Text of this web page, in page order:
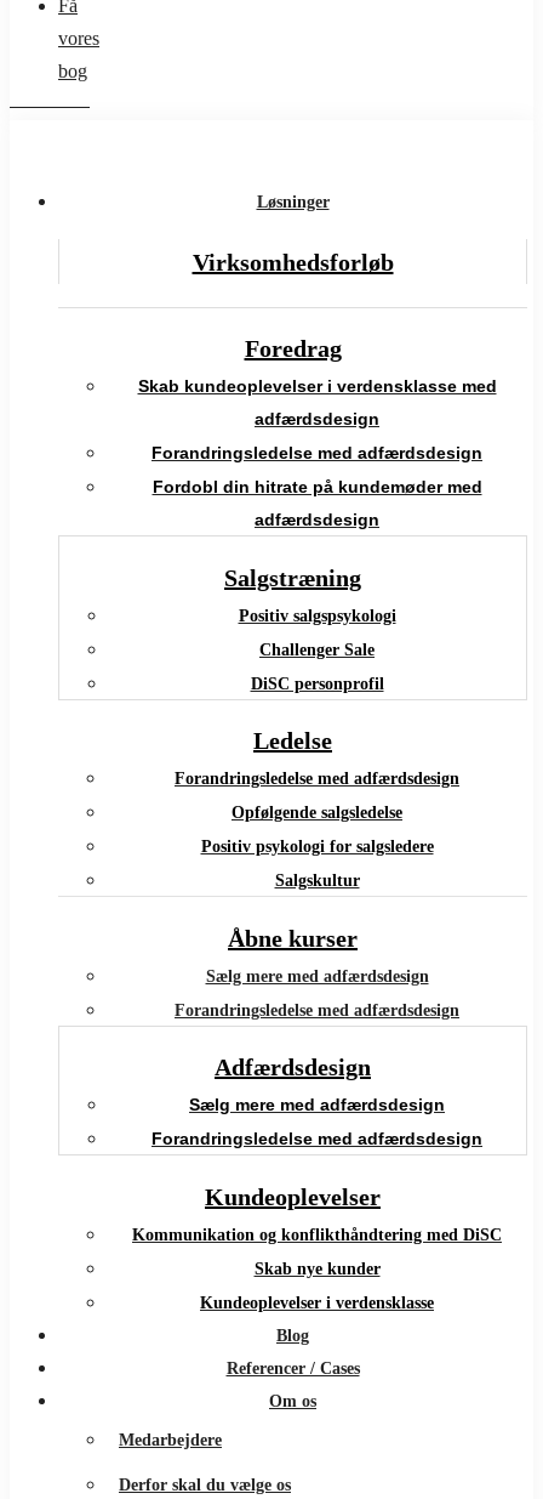
Få
vores
bog
Løsninger
Virksomhedsforløb
Foredrag
Skab kundeoplevelser i verdensklasse med
adfærdsdesign
Forandringsledelse med adfærdsdesign
Fordobl din hitrate på kundemøder med
adfærdsdesign
Salgstræning
Positiv salgspsykologi
Challenger Sale
DiSC personprofil
Ledelse
Forandringsledelse med adfærdsdesign
Opfølgende salgsledelse
Positiv psykologi for salgsledere
Salgskultur
Åbne kurser
Sælg mere med adfærdsdesign
Forandringsledelse med adfærdsdesign
Adfærdsdesign
Sælg mere med adfærdsdesign
Forandringsledelse med adfærdsdesign
Kundeoplevelser
Kommunikation og konflikthåndtering med DiSC
Skab nye kunder
Kundeoplevelser i verdensklasse
Blog
Referencer / Cases
Om os
Medarbejdere
Derfor skal du vælge os